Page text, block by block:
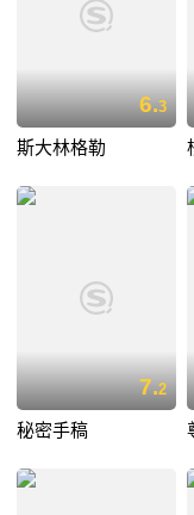
6.3
斯大林格勒
7.2
秘密手稿